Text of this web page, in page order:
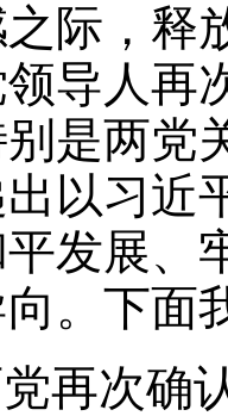
际，释
导人再
是两党
以习近
发展、
。下面
再次确